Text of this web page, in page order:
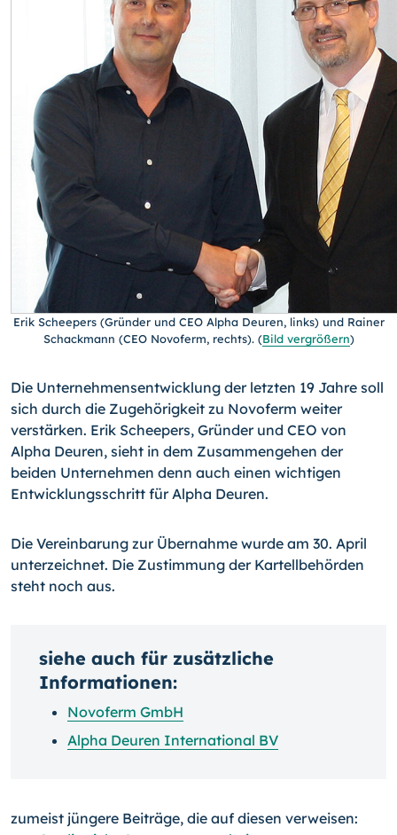
Erik Scheepers (Gründer und CEO Alpha Deuren, links) und Rainer
Schackmann (CEO Novoferm, rechts).(Bild vergrößern)
Die Unternehmensentwicklung der letzten 19 Jahre soll
sich durch die Zugehörigkeit zu Novoferm weiter
verstärken. Erik Scheepers, Gründer und CEO von
Alpha Deuren, sieht in dem Zusammengehen der
beiden Unternehmen denn auch einen wichtigen
Entwicklungsschritt für Alpha Deuren.
Die Vereinbarung zur Übernahme wurde am 30. April
unterzeichnet. Die Zustimmung der Kartellbehörden
steht noch aus.
siehe auch für zusätzliche
Informationen:
Novoferm GmbH
Alpha Deuren International BV
zumeist jüngere Beiträge, die auf diesen verweisen: